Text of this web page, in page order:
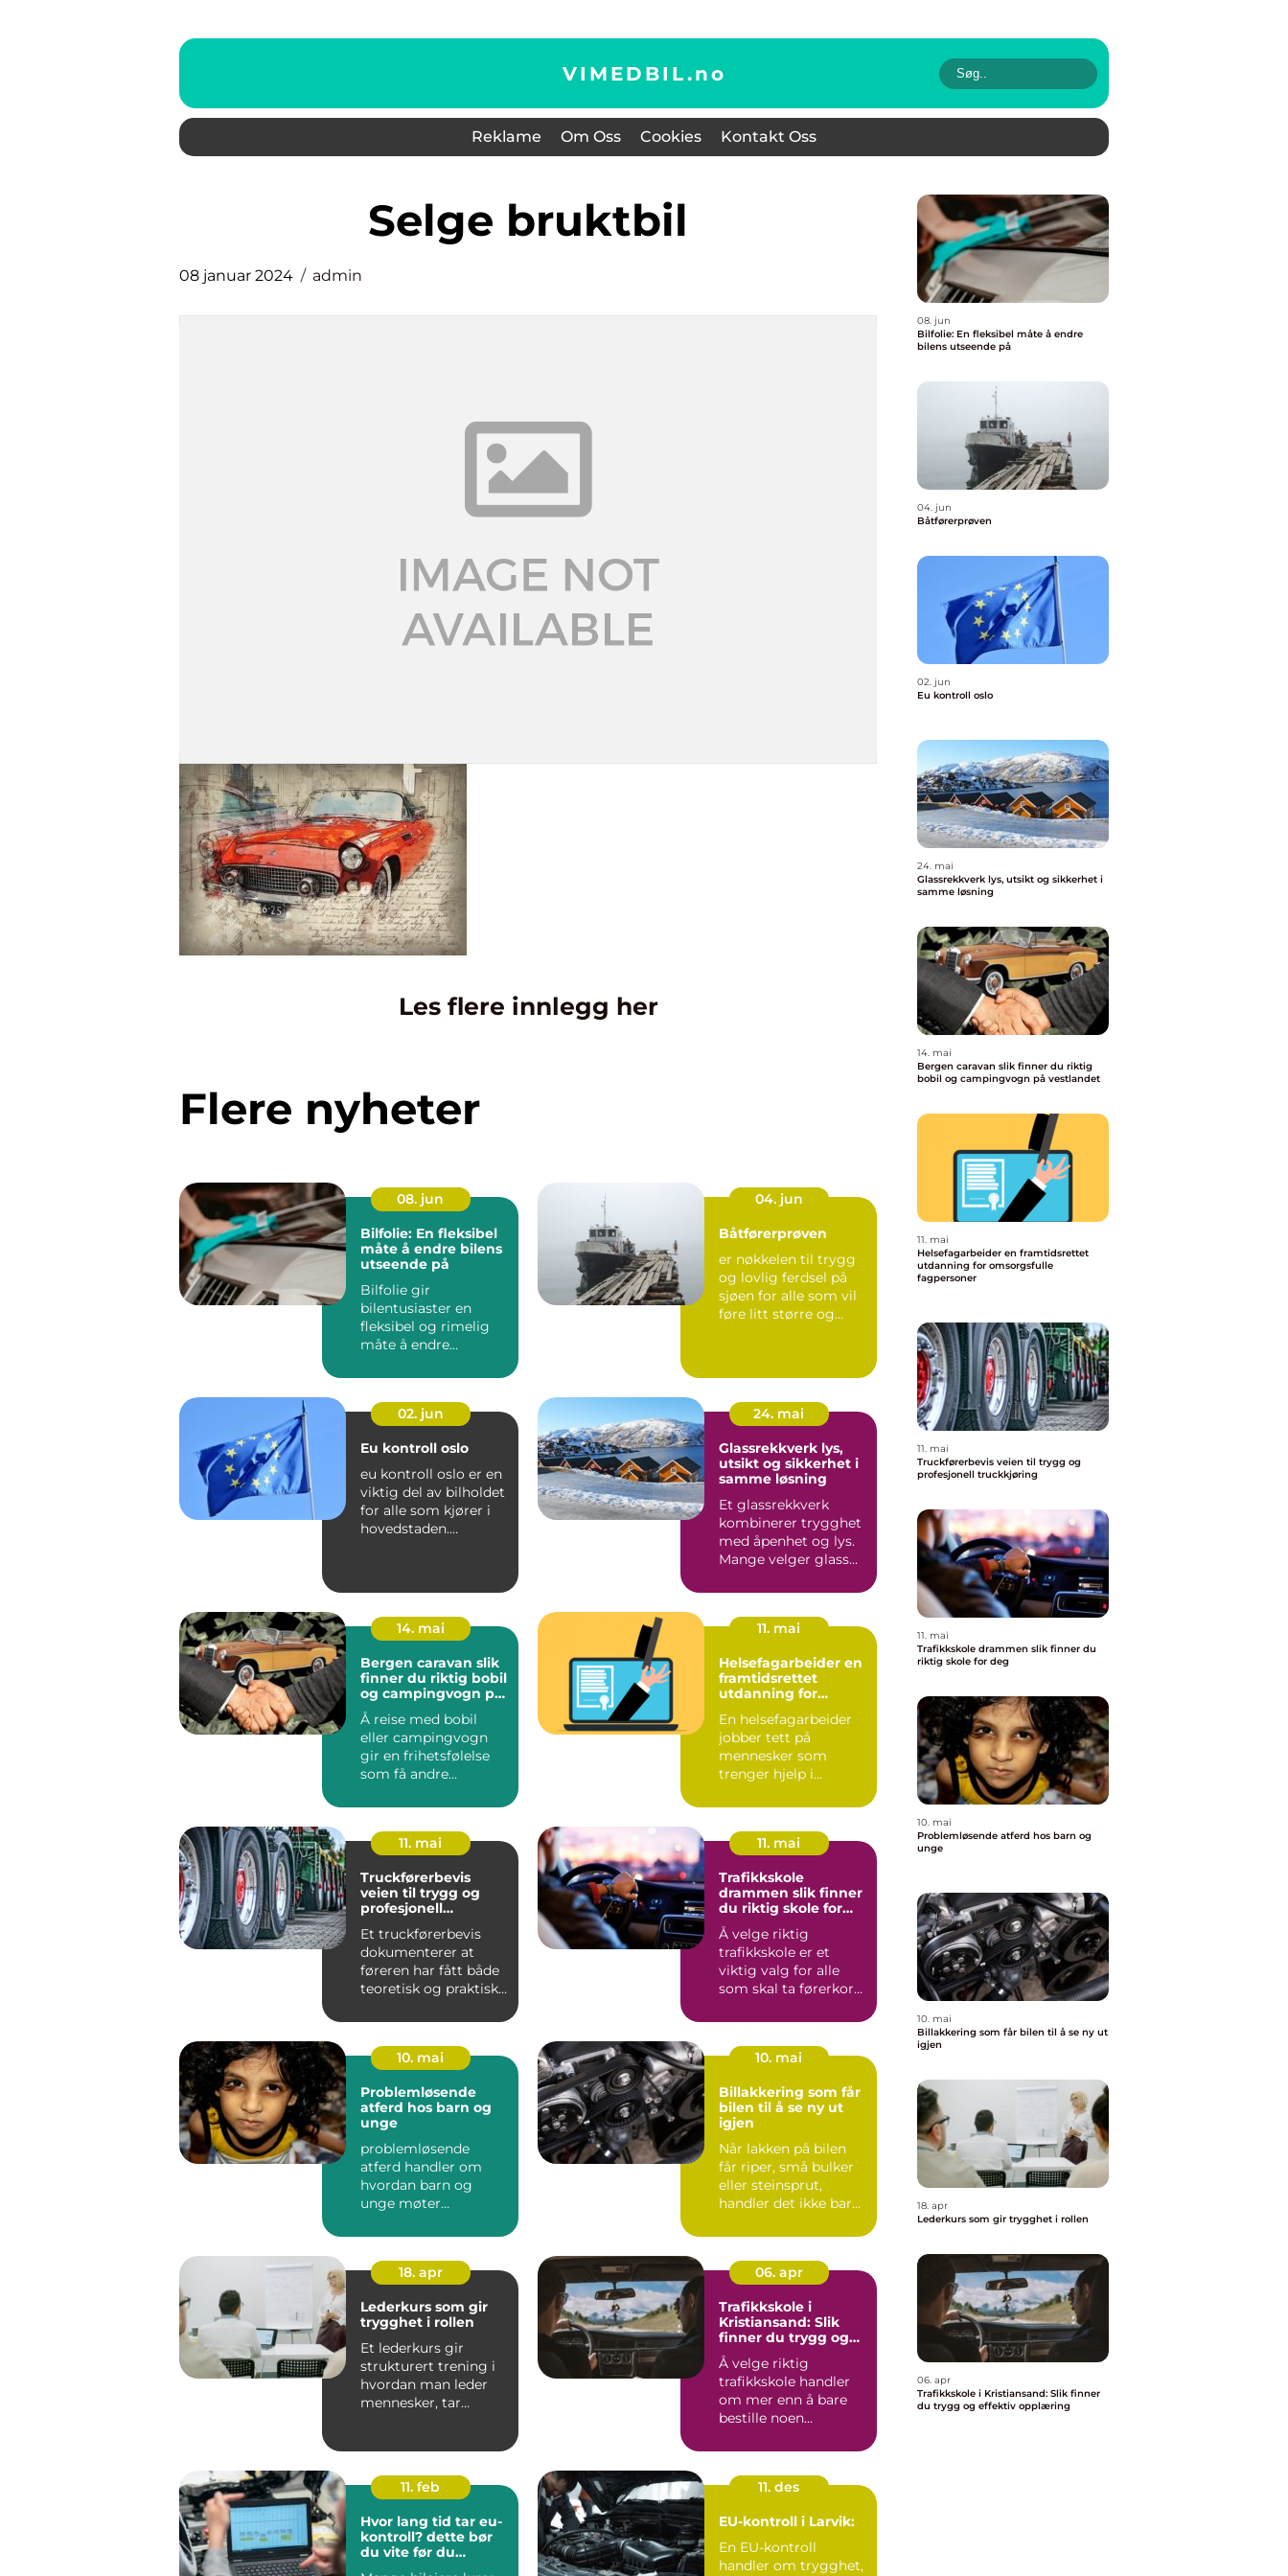
VIMEDBIL.no
Reklame Om Oss Cookies Kontakt Oss
selge bruktbil
08 januar 2024 admin
Les flere innlegg her
Flere nyheter
08. jun
Bilfolie: En fleksibel
måte å endre bilens
utseende på
Bilfolie gir
bilentusiaster en
fleksibel og rimelig
måte å endre
04. jun
Båtførerprøven
er nøkkelen til trygg
og lovlig ferdsel på
sjøen for alle som vil
føre litt større og
02. jun
Eu kontroll oslo
eu kontroll oslo er en
viktig del av bilholdet
for alle som kjører i
hovedstaden.
24. mai
Glassrekkverk lys,
utsikt og sikkerhet i
samme løsning
Et glassrekkverk
kombinerer trygghet
med åpenhet og lys.
Mange velger glass
re...
14. mai
Bergen caravan slik
finner du riktig bobil
og campingvogn på
vestlandet
Å reise med bobil
eller campingvogn
gir en frihetsfølelse
som få andre
matche. Mange...
11. mai
Helsefagarbeider en
framtidsrettet
utdanning for
fagpersoner
En helsefagarbeider
jobber tett på
mennesker som
trenger hjelp i
kombinerer praktis...
11. mai
Truckførerbevis
veien til trygg og
profesjonell
Et truckførerbevis
dokumenterer at
føreren har fått både
teoretisk og praktisk
11. mai
Trafikkskole
drammen slik finner
du riktig skole for
deg
Å velge riktig
trafikkskole er et
viktig valg for alle
som skal ta førerkort.
Drammen, m...
10. mai
Problemløsende
atferd hos barn og
unge
problemløsende
atferd handler om
hvordan barn og
unge møter
hverdagen. Det kan
være k...
10. mai
Billakkering som får
bilen til å se ny ut
igjen
Når lakken på bilen
får riper, små bulker
eller steinsprut,
handler det ikke bare
18. apr
Lederkurs som gir
trygghet i rollen
Et lederkurs gir
strukturert trening i
hvordan man leder
mennesker, tar
06. apr
Trafikkskole i
Kristiansand: Slik
finner du trygg og
effektiv opplæring
Å velge riktig
trafikkskole handler
om mer enn å bare
bestille noen
11. feb
Hvor lang tid tar eu-
kontroll? dette bør
du vite før du
11. des
EU-kontroll i Larvik:
En EU-kontroll
handler om trygghet,
08. jun
Bilfolie: En fleksibel måte å endre
bilens utseende på
04. jun
Båtførerprøven
02. jun
Eu kontroll oslo
24. mai
Glassrekkverk lys, utsikt og sikkerhet i
samme løsning
14. mai
Bergen caravan slik finner du riktig
bobil og campingvogn på vestlandet
11. mai
Helsefagarbeider en framtidsrettet
utdanning for omsorgsfulle
fagpersoner
11. mai
Truckførerbevis veien til trygg og
profesjonell truckkjøring
11. mai
Trafikkskole drammen slik finner du
riktig skole for deg
10. mai
Problemløsende atferd hos barn og
unge
10. mai
Billakkering som får bilen til å se ny ut
igjen
18. apr
Lederkurs som gir trygghet i rollen
06. apr
Trafikkskole i Kristiansand: Slik finner
du trygg og effektiv opplæring